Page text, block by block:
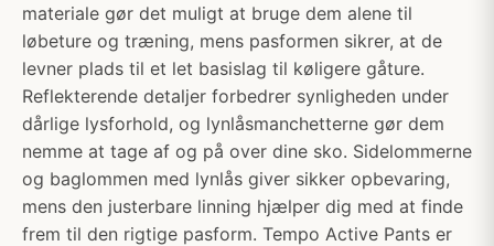
materiale gør det muligt at bruge dem alene til
løbeture og træning, mens pasformen sikrer, at de
levner plads til et let basislag til køligere gåture.
Reflekterende detaljer forbedrer synligheden under
dårlige lysforhold, og lynlåsmanchetterne gør dem
nemme at tage af og på over dine sko. Sidelommerne
og baglommen med lynlås giver sikker opbevaring,
mens den justerbare linning hjælper dig med at finde
frem til den rigtige pasform. Tempo Active Pants er